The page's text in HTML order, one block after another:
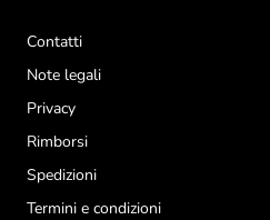
Contatti
Note legali
Privacy
Rimborsi
Spedizioni
Termini e condizioni